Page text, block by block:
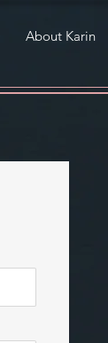
About Karin